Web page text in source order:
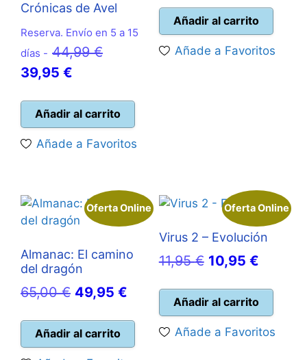
Crónicas de Avel
Reserva. Envío en 5 a 15
días - 44,99€El
era:
44,99 €.
39,95 €
actual
es:
39,95 €.
Añadir al carrito
Añade a Favoritos
era:
44,95 €.
actual
es:
39,95 €.
Añadir al carrito
Añade a Favoritos
Oferta Online
Almanac: El camino
del dragón
65,00€ El
original
era:
49,95 €
precio
actual
es:
Añadir al carrito
Oferta Online
Virus 2 – Evolución
11,95€ El
original
era:
11,95 €.
10,95 €El
actual
es:
10,95
Añadir al carrito
Añade a Favoritos